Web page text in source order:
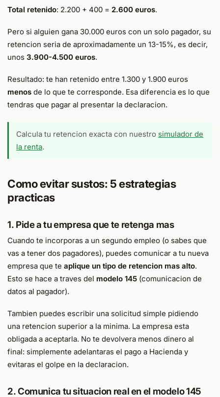
Total retenido: 2.200 + 400 = 2.600 euros.
Pero si alguien gana 30.000 euros con un solo pagador, su
retencion seria de aproximadamente un 13-15%, es decir,
unos 3.900-4.500 euros.
Resultado: te han retenido entre 1.300 y 1.900 euros
menos de lo que te corresponde. Esa diferencia es lo que
tendras que pagar al presentar la declaracion.
Calcula tu retencion exacta con nuestro simulador de
la renta.
Como evitar sustos: 5 estrategias
practicas
1. Pide a tu empresa que te retenga mas
Cuando te incorporas a un segundo empleo (o sabes que
vas a tener dos pagadores), puedes comunicar a tu nueva
empresa que te aplique un tipo de retencion mas alto.
Esto se hace a traves del modelo 145 (comunicacion de
datos al pagador).
Tambien puedes escribir una solicitud simple pidiendo
una retencion superior a la minima. La empresa esta
obligada a aceptarla. No te devolvera menos dinero al
final: simplemente adelantaras el pago a Hacienda y
evitaras el golpe en la declaracion.
2. Comunica tu situacion real en el modelo 145